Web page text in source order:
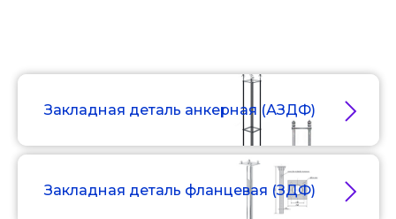
Закладная деталь анкерная (АЗДФ)
Закладная деталь фланцевая (ЗДФ)